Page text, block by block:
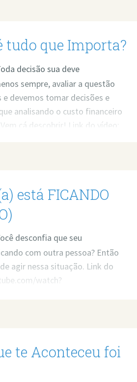
tudo que Importa?
decisão sua deve
sempre, avaliar a questão
e devemos tomar decisões e
analisando o custo financeiro
cá descobrir! Link do vídeo:
está FICANDO
desconfia que seu
com outra pessoa? Então
agir nessa situação. Link do
watch?
te Aconteceu foi